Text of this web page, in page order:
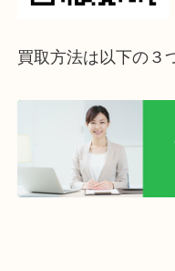
ライン査定始めま
↓スマホでご覧頂い